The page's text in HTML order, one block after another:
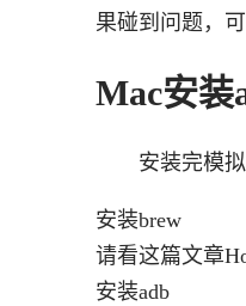
果碰到问题，
Mac安装
安装完模
安装brew
请看这篇文章
安装adb